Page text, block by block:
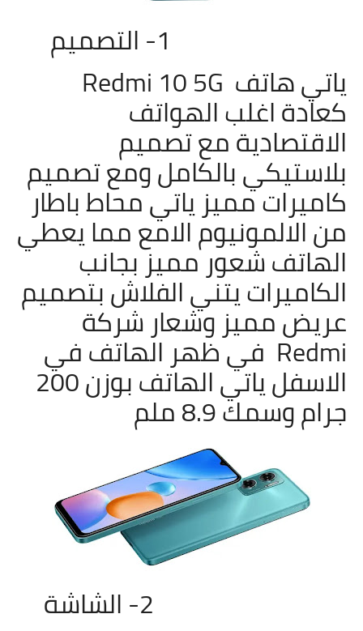
ياتي هاتف Redmi 10 5G
كعادة اغلب الهواتف
الاقتصادية مع تصميم
بلاستيكي بالكامل ومع تصميم
كاميرات مميز ياتي محاط باطار
من الالمونيوم الامع مما يعطي
الهاتف شعور مميز بجانب
الكاميرات يتني الفلاش بتصميم
عريض مميز وشعار شركة
Redmi في ظهر الهاتف في
الاسفل ياتي الهاتف بوزن 200
جرام وسمك 8.9 ملم